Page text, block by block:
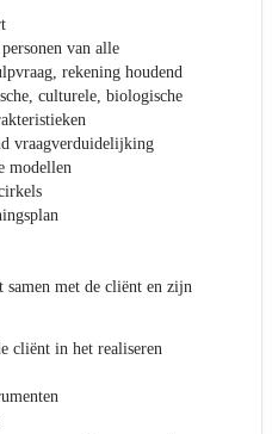
van alle
rekening houdend
culturele, biologische
vraagverduidelijking
modellen
samen met de cliënt en zijn
cliënt in het realiseren